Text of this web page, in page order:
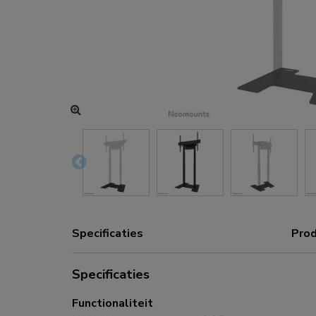
Specificaties
Specificaties
Functionaliteit